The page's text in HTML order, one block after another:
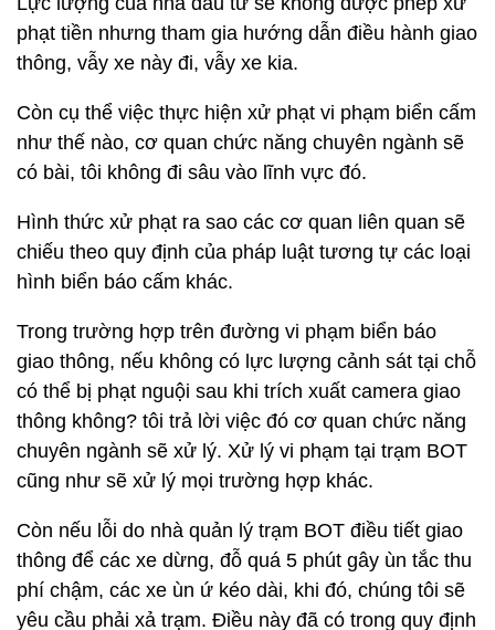
phạt tiền nhưng tham gia hướng dẫn điều hành giao
thông, vẫy xe này đi, vẫy xe kia.
Còn cụ thể việc thực hiện xử phạt vi phạm biển cấm
như thế nào, cơ quan chức năng chuyên ngành sẽ
có bài, tôi không đi sâu vào lĩnh vực đó.
Hình thức xử phạt ra sao các cơ quan liên quan sẽ
chiếu theo quy định của pháp luật tương tự các loại
hình biển báo cấm khác.
Trong trường hợp trên đường vi phạm biển báo
giao thông, nếu không có lực lượng cảnh sát tại chỗ
có thể bị phạt nguội sau khi trích xuất camera giao
thông không? tôi trả lời việc đó cơ quan chức năng
chuyên ngành sẽ xử lý. Xử lý vi phạm tại trạm BOT
cũng như sẽ xử lý mọi trường hợp khác.
Còn nếu lỗi do nhà quản lý trạm BOT điều tiết giao
thông để các xe dừng, đỗ quá 5 phút gây ùn tắc thu
phí chậm, các xe ùn ứ kéo dài, khi đó, chúng tôi sẽ
yêu cầu phải xả trạm. Điều này đã có trong quy định